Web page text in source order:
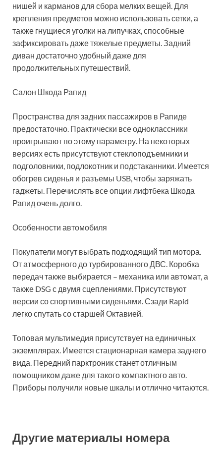
нишей и карманов для сбора мелких вещей. Для
крепления предметов можно использовать сетки, а
также гнущиеся уголки на липучках, способные
зафиксировать даже тяжелые предметы. Задний
диван достаточно удобный даже для
продолжительных путешествий.
Салон Шкода Рапид
Пространства для задних пассажиров в Рапиде
предостаточно. Практически все одноклассники
проигрывают по этому параметру. На некоторых
версиях есть присутствуют стеклоподъемники и
подголовники, подлокотник и подстаканники. Имеется
обогрев сиденья и разъемы USB, чтобы заряжать
гаджеты. Перечислять все опции лифтбека Шкода
Рапид очень долго.
Особенности автомобиля
Покупатели могут выбрать подходящий тип мотора.
От атмосферного до турбированного ДВС. Коробка
передач также выбирается – механика или автомат, а
также DSG с двумя сцеплениями. Присутствуют
версии со спортивными сиденьями. Сзади Rapid
легко спутать со старшей Октавией.
Топовая мультимедия присутствует на единичных
экземплярах. Имеется стационарная камера заднего
вида. Передний парктроник станет отличным
помощником даже для такого компактного авто.
Приборы получили новые шкалы и отлично читаются.
Другие материалы номера